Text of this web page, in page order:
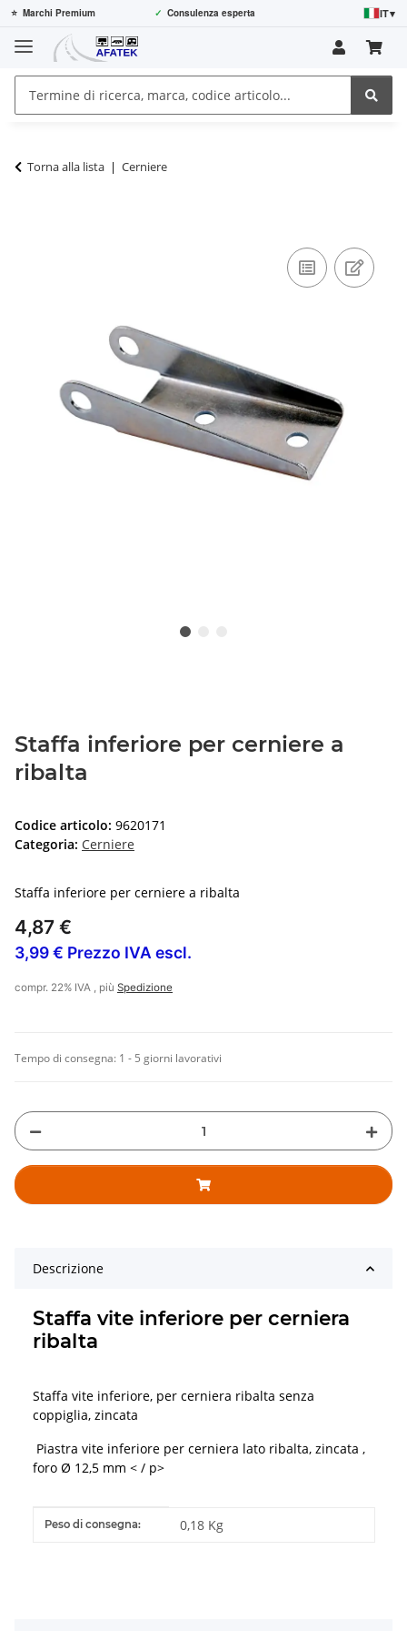
⭐ Marchi Premium ✓ Consulenza esperta IT▾
Torna alla lista Cerniere
Staffa inferiore per cerniere a
ribalta
Codice articolo: 9620171
Categoria: Cerniere
Staffa inferiore per cerniere a ribalta
4,87 €
3,99 € Prezzo IVA escl.
compr. 22% IVA , più Spedizione
Tempo di consegna: 1 - 5 giorni lavorativi
Descrizione
Staffa vite inferiore per cerniera
ribalta
Staffa vite inferiore, per cerniera ribalta senza
coppiglia, zincata
Piastra vite inferiore per cerniera lato ribalta, zincata ,
foro Ø 12,5 mm < / p>
#productDetails.itemInformation#
#productDetails.itemValue#
Peso di consegna: 0,18 Kg